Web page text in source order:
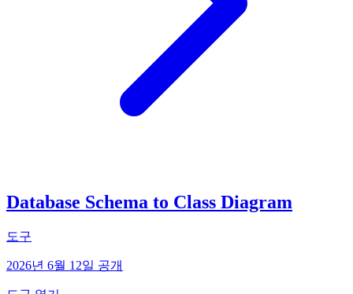
Database Schema to Class Diagram
도구
2026년 6월 12일 공개